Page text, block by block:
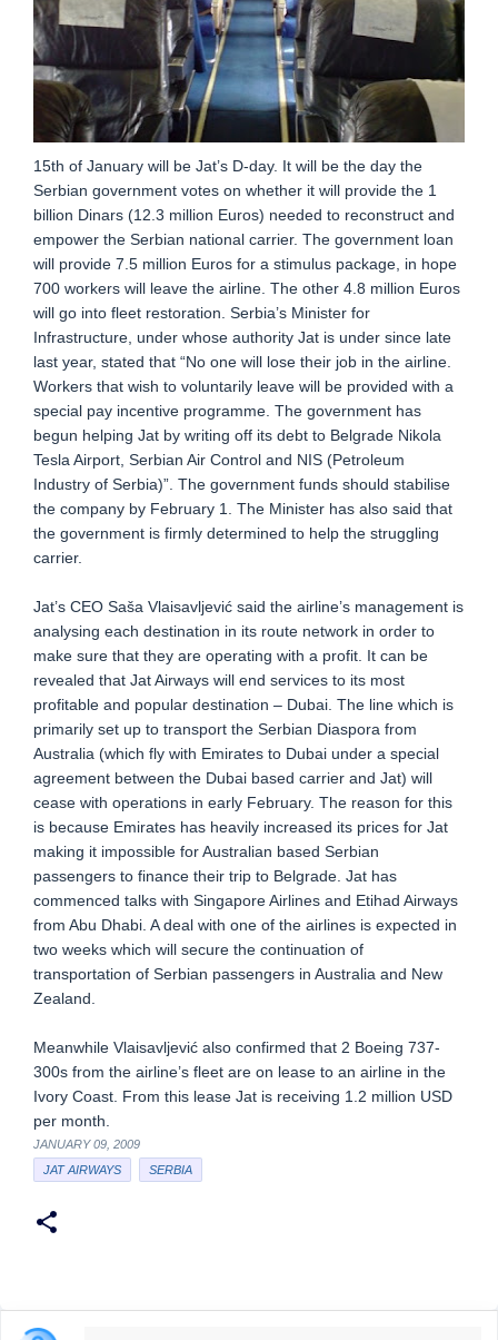
15th of January will be Jat’s D-day. It will be the day the
Serbian government votes on whether it will provide the 1
billion Dinars (12.3 million Euros) needed to reconstruct and
empower the Serbian national carrier. The government loan
will provide 7.5 million Euros for a stimulus package, in hope
700 workers will leave the airline. The other 4.8 million Euros
will go into fleet restoration. Serbia’s Minister for
Infrastructure, under whose authority Jat is under since late
last year, stated that “No one will lose their job in the airline.
Workers that wish to voluntarily leave will be provided with a
special pay incentive programme. The government has
begun helping Jat by writing off its debt to Belgrade Nikola
Tesla Airport, Serbian Air Control and NIS (Petroleum
Industry of Serbia)”. The government funds should stabilise
the company by February 1. The Minister has also said that
the government is firmly determined to help the struggling
carrier.
Jat’s CEO Saša Vlaisavljević said the airline’s management is
analysing each destination in its route network in order to
make sure that they are operating with a profit. It can be
revealed that Jat Airways will end services to its most
profitable and popular destination – Dubai. The line which is
primarily set up to transport the Serbian Diaspora from
Australia (which fly with Emirates to Dubai under a special
agreement between the Dubai based carrier and Jat) will
cease with operations in early February. The reason for this
is because Emirates has heavily increased its prices for Jat
making it impossible for Australian based Serbian
passengers to finance their trip to Belgrade. Jat has
commenced talks with Singapore Airlines and Etihad Airways
from Abu Dhabi. A deal with one of the airlines is expected in
two weeks which will secure the continuation of
transportation of Serbian passengers in Australia and New
Zealand.
Meanwhile Vlaisavljević also confirmed that 2 Boeing 737-
300s from the airline’s fleet are on lease to an airline in the
Ivory Coast. From this lease Jat is receiving 1.2 million USD
per month.
JANUARY 09, 2009
JAT AIRWAYS
SERBIA